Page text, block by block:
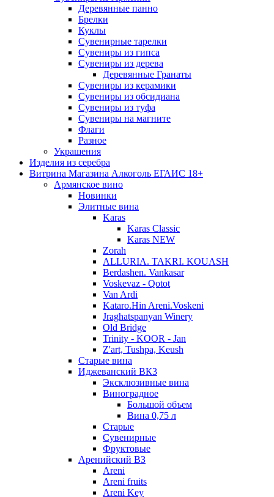
Деревянные панно
Брелки
Куклы
Сувенирные тарелки
Сувениры из гипса
Сувениры из дерева
Деревянные Гранаты
Сувениры из керамики
Сувениры из обсидиана
Сувениры из туфа
Сувениры на магните
Флаги
Разное
Украшения
Изделия из серебра
Витрина Магазина Алкоголь ЕГАИС 18+
Армянское вино
Новинки
Элитные вина
Karas
Karas Classic
Karas NEW
Zorah
ALLURIA. TAKRI. KOUASH
Berdashen. Vankasar
Voskevaz - Qotot
Van Ardi
Kataro.Hin Areni.Voskeni
Jraghatspanyan Winery
Old Bridge
Trinity - KOOR - Jan
Z'art, Tushpa, Keush
Старые вина
Иджеванский ВК3
Эксклюзивные вина
Виноградное
Большой объем
Вина 0,75 л
Старые
Сувенирные
Фруктовые
Аренийский ВЗ
Areni
Areni fruits
Areni Key